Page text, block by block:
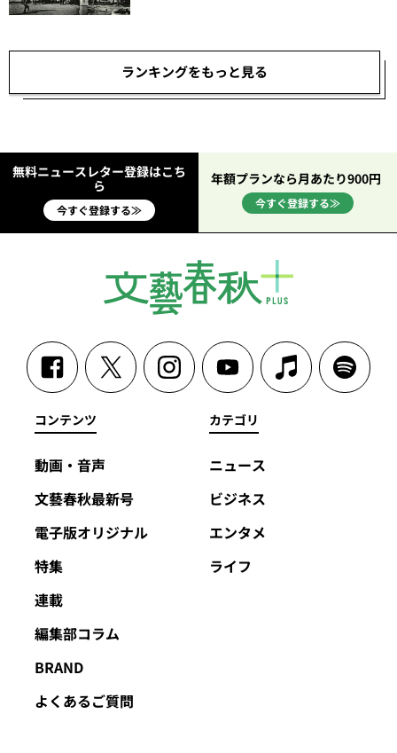
ランキングをもっと見る
無料ニュースレター登録はこち
ら
今すぐ登録する≫
年額プランなら月あたり900円
今すぐ登録する≫
コンテンツ
動画・音声
文藝春秋最新号
電子版オリジナル
特集
連載
編集部コラム
BRAND
よくあるご質問
カテゴリ
ニュース
ビジネス
エンタメ
ライフ